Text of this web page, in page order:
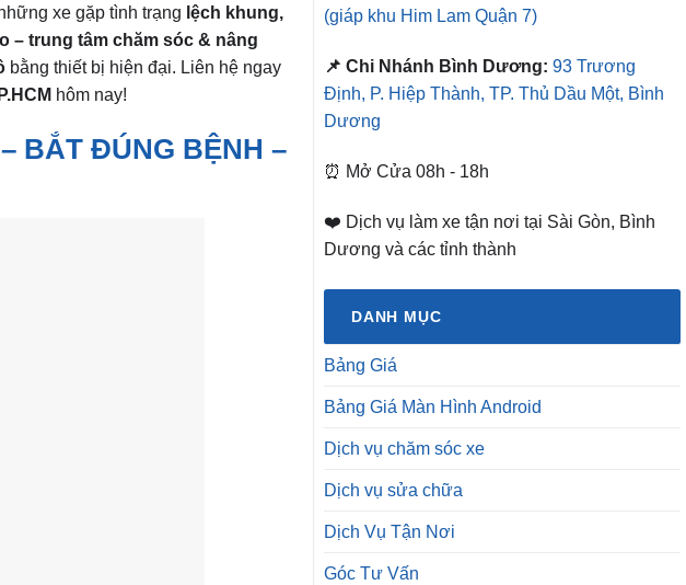
xe gặp tình trạng lệch khung,
– trung tâm chăm sóc & nâng
bằng thiết bị hiện đại. Liên hệ ngay
hôm nay!
BẮT ĐÚNG BỆNH –
(giáp khu Him Lam Quận 7)
📌 Chi Nhánh Bình Dương: 93 Trương
Định, P. Hiệp Thành, TP. Thủ Dầu Một, Bình
Dương
⏰ Mở Cửa 08h - 18h
❤️ Dịch vụ làm xe tận nơi tại Sài Gòn, Bình
Dương và các tỉnh thành
DANH MỤC
Bảng Giá
Bảng Giá Màn Hình Android
Dịch vụ chăm sóc xe
Dịch vụ sửa chữa
Dịch Vụ Tận Nơi
Góc Tư Vấn